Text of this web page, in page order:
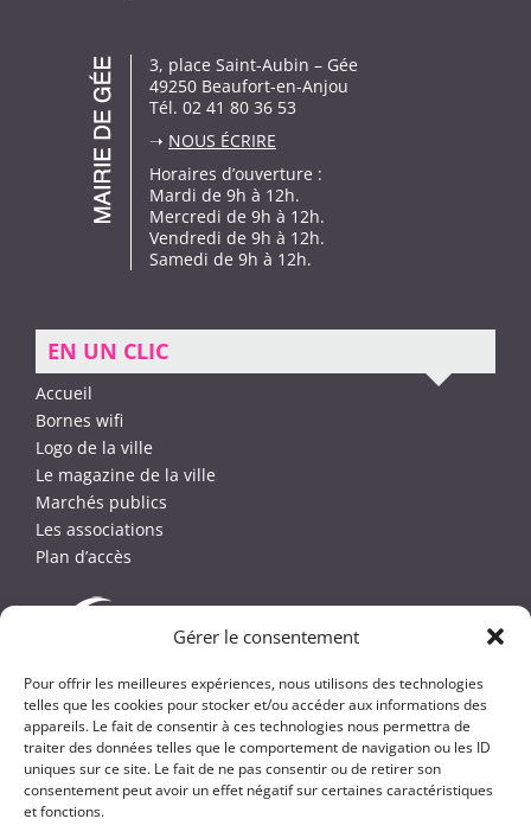
Gérer le consentement
Pour offrir les meilleures expériences, nous utilisons des technologies
telles que les cookies pour stocker et/ou accéder aux informations des
appareils. Le fait de consentir à ces technologies nous permettra de
traiter des données telles que le comportement de navigation ou les ID
uniques sur ce site. Le fait de ne pas consentir ou de retirer son
consentement peut avoir un effet négatif sur certaines caractéristiques
et fonctions.
3, place Saint-Aubin – Gée
49250 Beaufort-en-Anjou
Tél. 02 41 80 36 53
➝ NOUS ÉCRIRE
Horaires d’ouverture :
Mardi de 9h à 12h.
Mercredi de 9h à 12h.
Vendredi de 9h à 12h.
Samedi de 9h à 12h.
EN UN CLIC
Accueil
Bornes wifi
Logo de la ville
Le magazine de la ville
Marchés publics
Les associations
Plan d’accès